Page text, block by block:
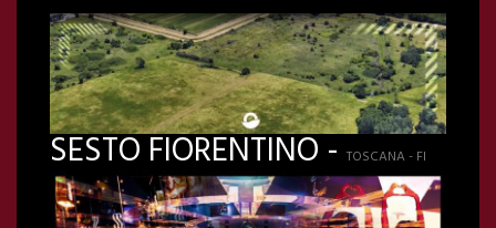
SESTO FIORENTINO -TOSCANA - FI